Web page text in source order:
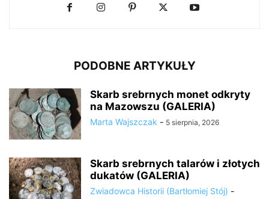
PODOBNE ARTYKUŁY
Skarb srebrnych monet odkryty
na Mazowszu (GALERIA)
Marta Wajszczak - 5 sierpnia, 2026
Skarb srebrnych talarów i złotych
dukatów (GALERIA)
Zwiadowca Historii (Bartłomiej Stój) -